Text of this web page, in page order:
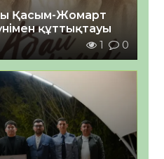
Қасым-Жомарт
құттықтауы
1 0